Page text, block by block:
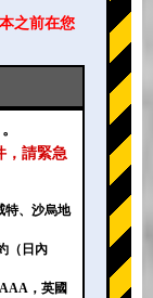
之前在您
，請緊急
特、沙烏地
（日內
，英國